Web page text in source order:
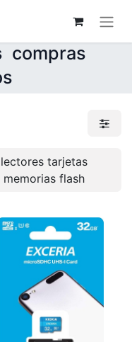
compras
lectores tarjetas
memorias flash